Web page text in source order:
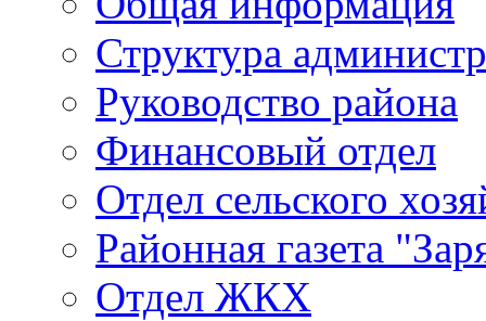
Структура
Руководство района
Финансовый отдел
Отдел сельского
Районная газета
Отдел ЖКХ